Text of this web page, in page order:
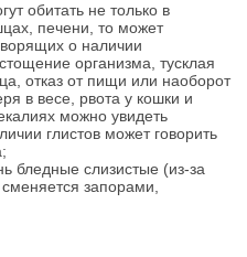
обитать не только в
печени, то может
о наличии
организма, тусклая
отказ от пищи или наоборот
в весе, рвота у кошки и
можно увидеть
глистов может говорить
бледные слизистые (из-за
запорами,